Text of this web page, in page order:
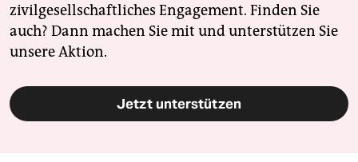
zivilgesellschaftliches Engagement. Finden Sie
auch? Dann machen Sie mit und unterstützen Sie
unsere Aktion.
Jetzt unterstützen